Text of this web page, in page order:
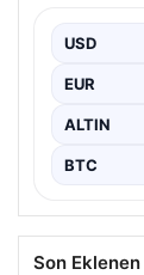
USD
EUR
ALTIN
BTC
Son